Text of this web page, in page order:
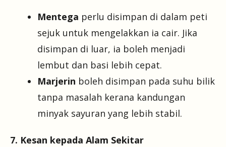
Mentega perlu disimpan di dalam peti
sejuk untuk mengelakkan ia cair. Jika
disimpan di luar, ia boleh menjadi
lembut dan basi lebih cepat.
Marjerin boleh disimpan pada suhu bilik
tanpa masalah kerana kandungan
minyak sayuran yang lebih stabil.
7. Kesan kepada Alam Sekitar